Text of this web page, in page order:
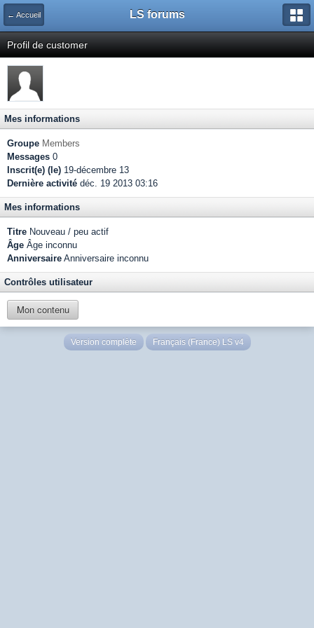
← Accueil LS forums
Profil de customer
Mes informations
Groupe Members
Messages 0
Inscrit(e) (le) 19-décembre 13
Dernière activité déc. 19 2013 03:16
Mes informations
Titre Nouveau / peu actif
Âge Âge inconnu
Anniversaire Anniversaire inconnu
Contrôles utilisateur
Mon contenu
Version complète Français (France) LS v4